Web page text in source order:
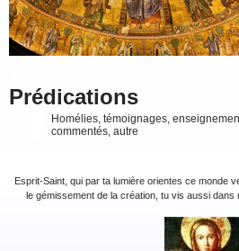
Prédications
Homélies, témoignages,
commentés, autre
Esprit-Saint, qui par ta lumière orientes ce monde
le gémissement de la création, tu vis aussi